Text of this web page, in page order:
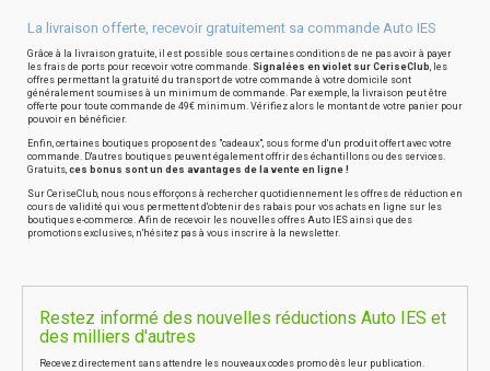
La livraison offerte, recevoir gratuitement sa commande Auto IES
Grâce à la livraison gratuite, il est possible sous certaines conditions de ne pas avoir à payer
les frais de ports pour recevoir votre commande. Signalées en violet sur CeriseClub, les
offres permettant la gratuité du transport de votre commande à votre domicile sont
généralement soumises à un minimum de commande. Par exemple, la livraison peut être
offerte pour toute commande de 49€ minimum. Vérifiez alors le montant de votre panier pour
pouvoir en bénéficier.
Enfin, certaines boutiques proposent des "cadeaux", sous forme d'un produit offert avec votre
commande. D'autres boutiques peuvent également offrir des échantillons ou des services.
Gratuits, ces bonus sont un des avantages de la vente en ligne !
Sur CeriseClub, nous nous efforçons à rechercher quotidiennement les offres de réduction en
cours de validité qui vous permettent d'obtenir des rabais pour vos achats en ligne sur les
boutiques e-commerce. Afin de recevoir les nouvelles offres Auto IES ainsi que des
promotions exclusives, n'hésitez pas à vous inscrire à la newsletter.
Restez informé des nouvelles réductions Auto IES et
des milliers d'autres
Recevez directement sans attendre les nouveaux codes promo dès leur publication.